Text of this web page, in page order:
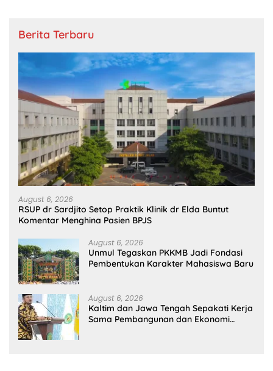
Berita Terbaru
August 6, 2026
RSUP dr Sardjito Setop Praktik Klinik dr Elda Buntut
Komentar Menghina Pasien BPJS
August 6, 2026
Unmul Tegaskan PKKMB Jadi Fondasi
Pembentukan Karakter Mahasiswa Baru
August 6, 2026
Kaltim dan Jawa Tengah Sepakati Kerja
Sama Pembangunan dan Ekonomi